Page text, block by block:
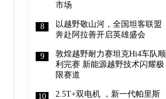
市场
以越野敬山河，全国坦客联盟
奔赴阿拉善开启英雄盛会
敦煌越野耐力赛坦克Hi4车队顺
利完赛 新能源越野技术闪耀极
限赛道
2.5T+双电机 ，新一代帕里斯